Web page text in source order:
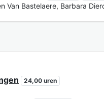
Van Bastelaere, Barbara
24,00 uren